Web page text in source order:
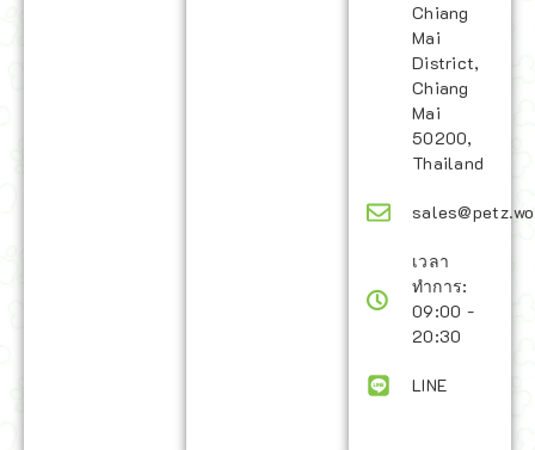
Chiang
Mai
District,
Chiang
Mai
50200,
Thailand
เวลา
ทำการ:
09:00 -
20:30
LINE